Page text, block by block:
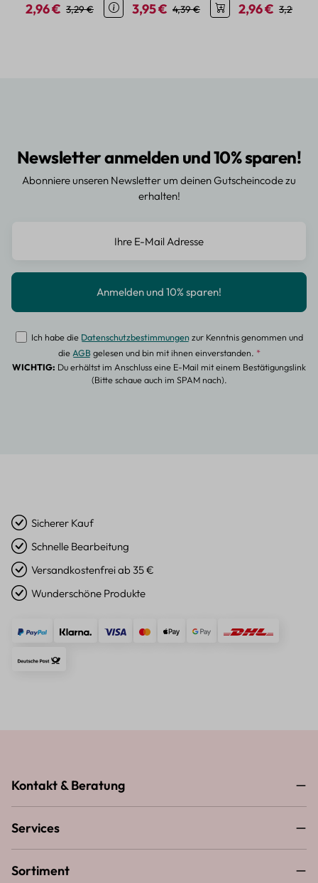
Verkaufspreis:
2,96 € Regulärer Preis:
3,29 € Verkaufspreis:
3,95 € Regulärer Preis:
4,39 €
Verkaufspreis:
2,96 € 3,29 €
Newsletter anmelden und 10% sparen!
Abonniere unseren Newsletter um deinen Gutscheincode zu
erhalten!
Ich habe die Datenschutzbestimmungenzur Kenntnis genommen und
dieAGBgelesen und bin mit ihnen einverstanden. *
WICHTIG: Du erhältst im Anschluss eine E-Mail mit einem Bestätigungslink
(Bitte schaue auch im SPAM nach).
Sicherer Kauf
Schnelle Bearbeitung
Versandkostenfrei ab 35 €
Wunderschöne Produkte
Kontakt & Beratung
Services
Sortiment